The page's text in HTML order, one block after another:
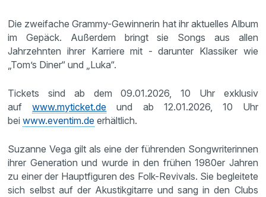
Die zweifache Grammy-Gewinnerin hat ihr aktuelles Album
im Gepäck. Außerdem bringt sie Songs aus allen
Jahrzehnten ihrer Karriere mit - darunter Klassiker wie
„Tom’s Diner“ und „Luka“.
Tickets sind ab dem 09.01.2026, 10 Uhr exklusiv
aufwww.myticket.de und ab 12.01.2026, 10 Uhr
beiwww.eventim.de erhältlich.
Suzanne Vega gilt als eine der führenden Songwriterinnen
ihrer Generation und wurde in den frühen 1980er Jahren
zu einer der Hauptfiguren des Folk-Revivals. Sie begleitete
sich selbst auf der Akustikgitarre und sang in den Clubs